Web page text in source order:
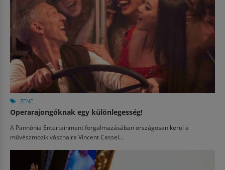
ZENE
Operarajongóknak egy különlegesség!
A Pannónia Entertainment forgalmazásában országosan kerül a
művészmozik vásznaira Vincent Cassel...